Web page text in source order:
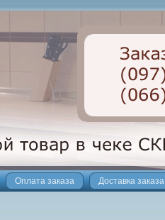
Оплата заказа Доставка заказа